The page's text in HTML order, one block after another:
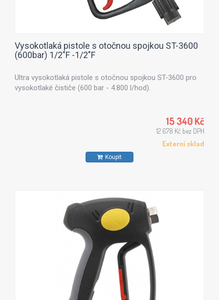
Vysokotlaká pistole s otočnou spojkou ST-3600
(600bar) 1/2"F -1/2"F
Ultra vysokotlaká pistole s otočnou spojkou ST-3600 pro
vysokotlaké čističe (600 bar - 4.800 l/hod).
15 340 Kč
12 678 Kč bez DPH
Externí sklad
Koupit